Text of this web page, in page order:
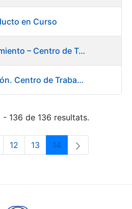
en Curso
Técnico de Mantenimiento – Centro de Trabajo de Burgos
Auxiliar de Producción. Centro de Trabajo de Burgos
- 136 de 136 resultats.
intermèdies Utilitzeu TAB
Pàgina
12 Pàgina
13 Pàgina
14